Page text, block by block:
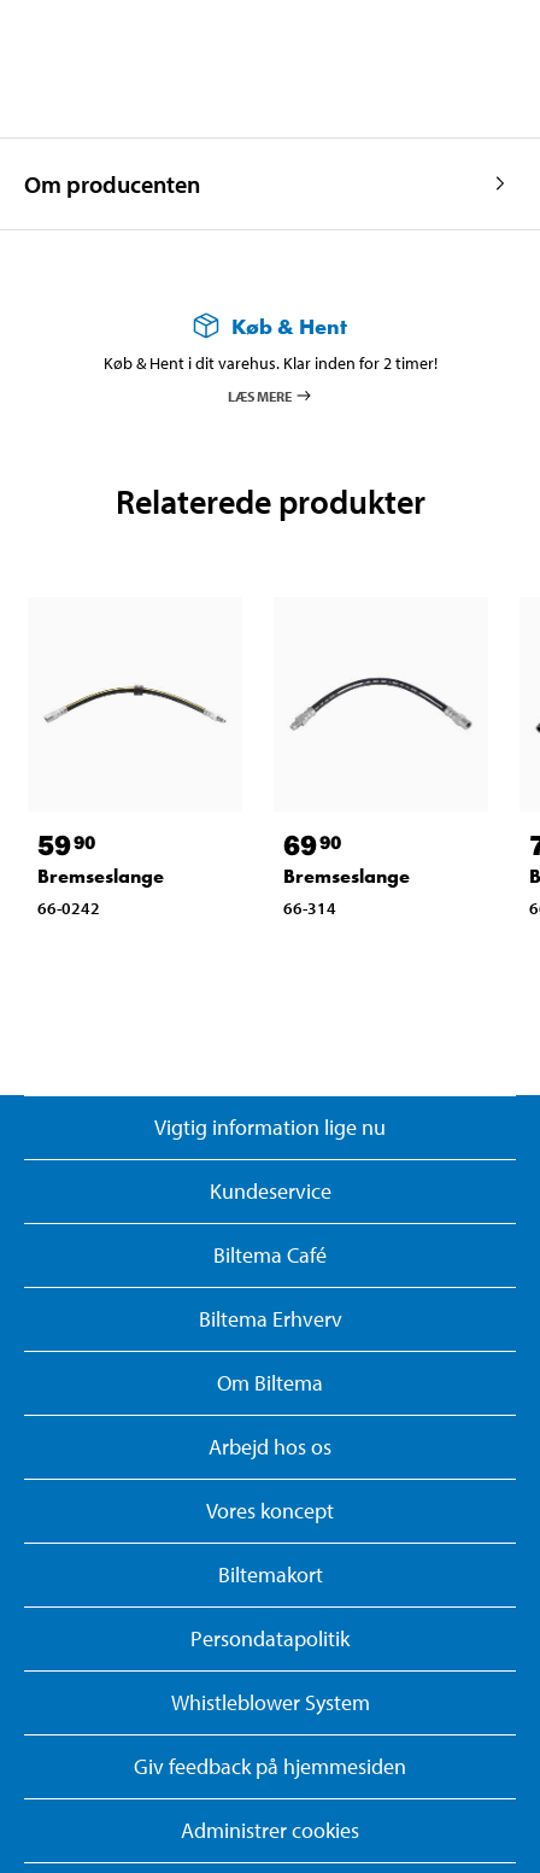
Om producenten
Køb & Hent
Køb & Hent i dit varehus. Klar inden for 2 timer!
LÆS MERE
Relaterede produkter
5990
Bremseslange
66-0242
6990
Bremseslange
66-314
Vigtig information lige nu
Kundeservice
Biltema Café
Biltema Erhverv
Om Biltema
Arbejd hos os
Vores koncept
Biltemakort
Persondatapolitik
Whistleblower System
Giv feedback på hjemmesiden
Administrer cookies